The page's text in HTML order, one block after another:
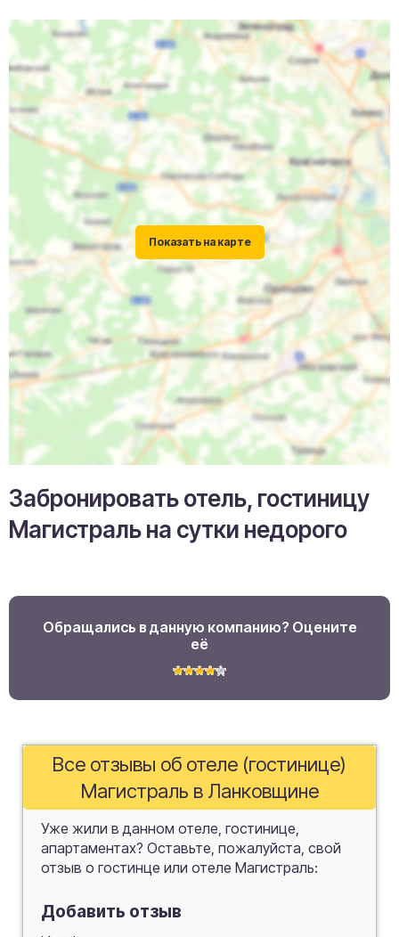
Забронировать отель, гостиницу
Магистраль на сутки недорого
Обращались в данную компанию? Оцените
её
Все отзывы об отеле (гостинице)
Магистраль в Ланковщине
Уже жили в данном отеле, гостинице,
апартаментах? Оставьте, пожалуйста, свой
отзыв о гостинце или отеле Магистраль:
Добавить отзыв